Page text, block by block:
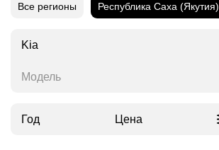
Все регионы Республика Саха (Якутия)
Kia
Модель
Год Цена